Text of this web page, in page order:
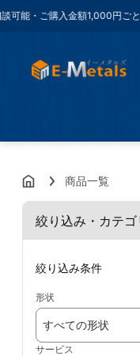
購入金額1,000円ごとに1メ
商品一覧
絞り込み・カテゴ
絞り込み条件
形状
すべての形状
サービス